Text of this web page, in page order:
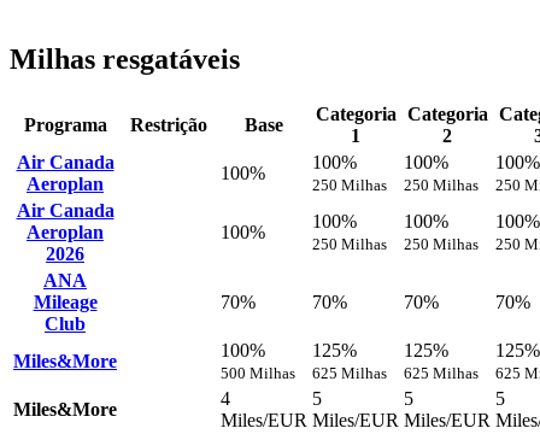
Milhas resgatáveis
Programa Restrição Base
Categoria
1
Categoria
2
Air Canada
Aeroplan
100%
100%
250 Milhas
100%
250 Milhas
100%
250
Air Canada
Aeroplan
2026
100%
100%
250 Milhas
100%
250 Milhas
100%
250
ANA
Mileage
Club
70% 70% 70% 70%
Miles&More
100%
500 Milhas
125%
625 Milhas
125%
625 Milhas
125%
625
Miles&More
4
Miles/EUR
5
Miles/EUR
5
Miles/EUR
5